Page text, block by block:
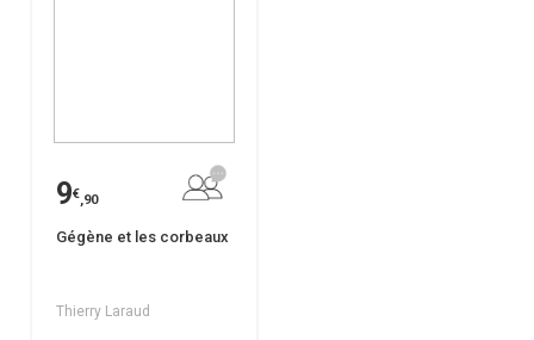
9€,90
Gégène et les corbeaux
Thierry Laraud